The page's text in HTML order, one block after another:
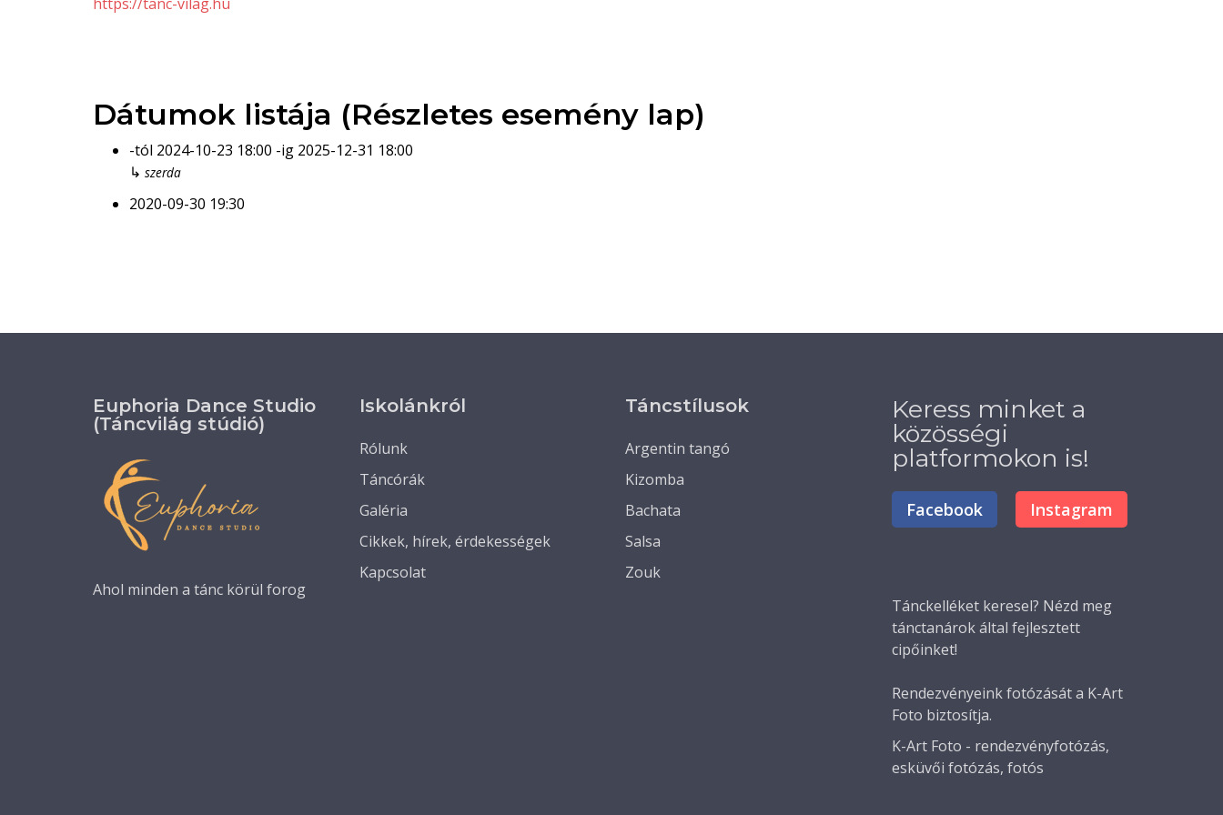
Dátumok listája (Részletes esemény lap)
-tól 2024-10-23 18:00 -ig 2025-12-31 18:00
↳ szerda
2020-09-30 19:30
Euphoria Dance Studio
(Táncvilág stúdió)
Ahol minden a tánc körül forog
Iskolánkról
Rólunk
Táncórák
Galéria
Cikkek, hírek, érdekességek
Kapcsolat
Táncstílusok
Argentin tangó
Kizomba
Bachata
Salsa
Zouk
Keress minket a
közösségi
platformokon is!
Facebook Instagram
Tánckelléketkeresel? Nézd meg
tánctanárok által fejlesztett
cipőinket!
Rendezvényeink fotózását a K-Art
Foto biztosítja.
K-Art Foto - rendezvényfotózás,
esküvői fotózás, fotós